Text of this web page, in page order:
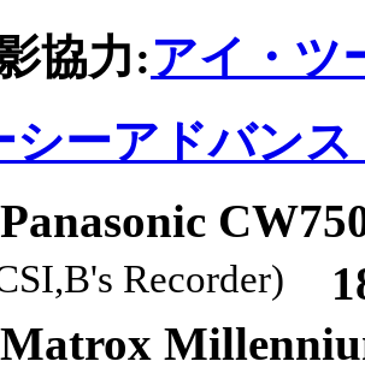
協力:アイ・ツ
シーアドバン
Panasonic
Recorder)
Matrox